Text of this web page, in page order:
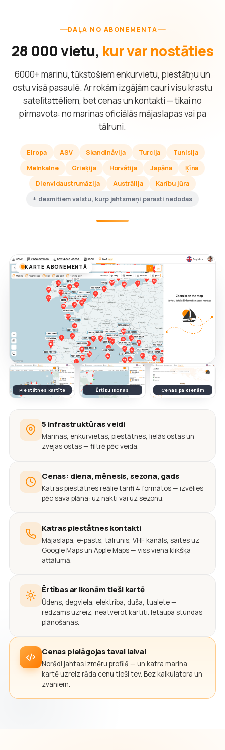
DAĻA NO ABONEMENTA
28 000 vietu, kur var nostāties
6000+ marinu, tūkstošiem enkurvietu, piestātņu un
ostu visā pasaulē. Ar rokām izgājām cauri visu krastu
satelītattēliem, bet cenas un kontakti — tikai no
pirmavota: no marinas oficiālās mājaslapas vai pa
tālruni.
Eiropa ASV Skandināvija Turcija
Tunisija
Melnkalne
Grieķija Horvātija Japāna
Ķīna
Dienvidaustrumāzija
Austrālija
Karību jūra
+ desmitiem valstu, kurp jahtsmeņi parasti nedodas
KARTE ABONEMENTĀ
Piestātnes kartīte Ērtību ikonas Cenas pa dienām
5 infrastruktūras veidi
Marinas, enkurvietas, piestātnes, lielās ostas un
zvejas ostas — filtrē pēc veida.
Cenas: diena, mēnesis, sezona, gads
Katras piestātnes reālie tarifi 4 formātos — izvēlies
pēc sava plāna: uz nakti vai uz sezonu.
Katras piestātnes kontakti
Mājaslapa, e-pasts, tālrunis, VHF kanāls, saites uz
Google Maps un Apple Maps — viss viena klikšķa
attālumā.
Ērtības ar ikonām tieši kartē
Ūdens, degviela, elektrība, duša, tualete —
redzams uzreiz, neatverot kartīti. Ietaupa stundas
plānošanas.
Cenas pielāgojas tavai laivai
Norādi jahtas izmēru profilā — un katra marina
kartē uzreiz rāda cenu tieši tev. Bez kalkulatora un
zvaniem.